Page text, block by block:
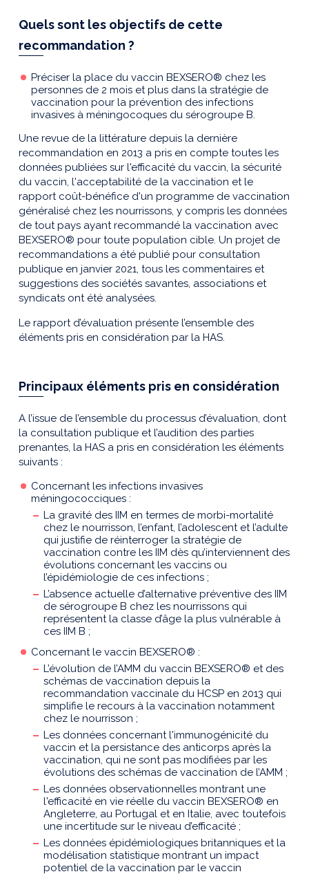
Quels sont les objectifs de cette
recommandation ?
Préciser la place du vaccin BEXSERO® chez les
personnes de 2 mois et plus dans la stratégie de
vaccination pour la prévention des infections
invasives à méningocoques du sérogroupe B.
Une revue de la littérature depuis la dernière
recommandation en 2013 a pris en compte toutes les
données publiées sur l'efficacité du vaccin, la sécurité
du vaccin, l'acceptabilité de la vaccination et le
rapport coût-bénéfice d'un programme de vaccination
généralisé chez les nourrissons, y compris les données
de tout pays ayant recommandé la vaccination avec
BEXSERO® pour toute population cible. Un projet de
recommandations a été publié pour consultation
publique en janvier 2021, tous les commentaires et
suggestions des sociétés savantes, associations et
syndicats ont été analysées.
Le rapport d’évaluation présente l’ensemble des
éléments pris en considération par la HAS.
Principaux éléments pris en considération
A l’issue de l’ensemble du processus d’évaluation, dont
la consultation publique et l’audition des parties
prenantes, la HAS a pris en considération les éléments
suivants :
Concernant les infections invasives
méningococciques :
La gravité des IIM en termes de morbi-mortalité
chez le nourrisson, l’enfant, l’adolescent et l’adulte
qui justifie de réinterroger la stratégie de
vaccination contre les IIM dès qu’interviennent des
évolutions concernant les vaccins ou
l’épidémiologie de ces infections ;
L’absence actuelle d’alternative préventive des IIM
de sérogroupe B chez les nourrissons qui
représentent la classe d’âge la plus vulnérable à
ces IIM B ;
Concernant le vaccin BEXSERO® :
L’évolution de l’AMM du vaccin BEXSERO® et des
schémas de vaccination depuis la
recommandation vaccinale du HCSP en 2013 qui
simplifie le recours à la vaccination notamment
chez le nourrisson ;
Les données concernant l'immunogénicité du
vaccin et la persistance des anticorps après la
vaccination, qui ne sont pas modifiées par les
évolutions des schémas de vaccination de l’AMM ;
Les données observationnelles montrant une
l'efficacité en vie réelle du vaccin BEXSERO® en
Angleterre, au Portugal et en Italie, avec toutefois
une incertitude sur le niveau d’efficacité ;
Les données épidémiologiques britanniques et la
modélisation statistique montrant un impact
potentiel de la vaccination par le vaccin